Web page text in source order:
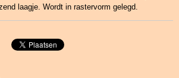
laagje. Wordt in rastervorm gelegd.